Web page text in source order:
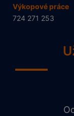
Výkopové práce
724 271 253